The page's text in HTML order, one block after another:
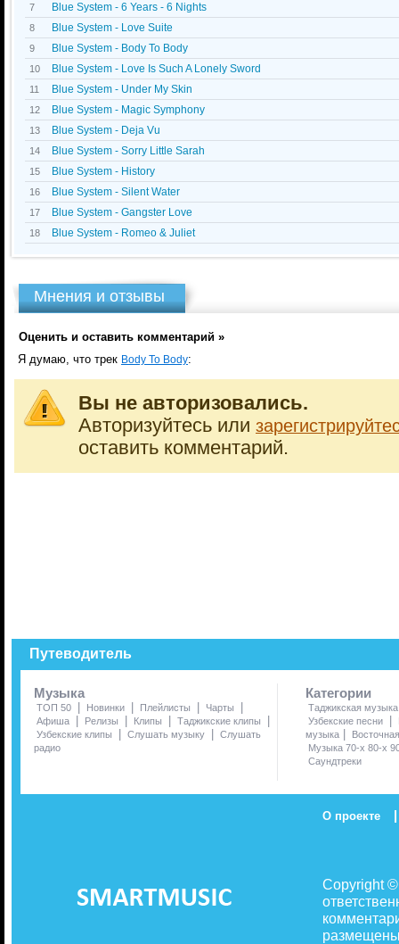
7 Blue System - 6 Years - 6 Nights
8 Blue System - Love Suite
9 Blue System - Body To Body
10 Blue System - Love Is Such A Lonely Sword
11 Blue System - Under My Skin
12 Blue System - Magic Symphony
13 Blue System - Dejа Vu
14 Blue System - Sorry Little Sarah
15 Blue System - History
16 Blue System - Silent Water
17 Blue System - Gangster Love
18 Blue System - Romeo & Juliet
Мнения и отзывы
Оценить и оставить комментарий »
Я думаю, что трек Body To Body:
Вы не авторизовались.
Авторизуйтесь или
оставить комментарий.
Путеводитель
Музыка
ТОП 50 | Новинки | Плейлисты | Чарты |
Афиша | Релизы | Клипы | Таджикские клипы |
Узбекские клипы | Слушать музыку | Слушать
радио
Категории
Таджикская музыка
Узбекские песни
|
музыка |
Музыка 70-х 80-х
Саундтреки
О проекте |
Copyright
размещены